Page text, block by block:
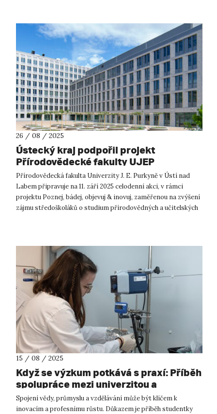
26 / 08 / 2025
Ústecký kraj podpořil projekt
Přírodovědecké fakulty UJEP
zaměřený na popularizaci vědy a
učitelství
Přírodovědecká fakulta Univerzity J. E. Purkyně v Ústí nad
Labem připravuje na 11. září 2025 celodenní akci, v rámci
projektu Poznej, bádej, objevuj & inovuj, zaměřenou na zvýšení
zájmu středoškoláků o studium přírodovědných a učitelských
15 / 08 / 2025
Když se výzkum potkává s praxí: Příběh
spolupráce mezi univerzitou a
SPOLCHEMIÍ
Spojení vědy, průmyslu a vzdělávání může být klíčem k
inovacím a profesnímu růstu. Důkazem je příběh studentky